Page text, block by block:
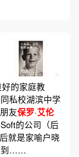
的家庭教
私校湖滨中学
友保罗·艾伦
的公司（后
就是家喻户晓
到……